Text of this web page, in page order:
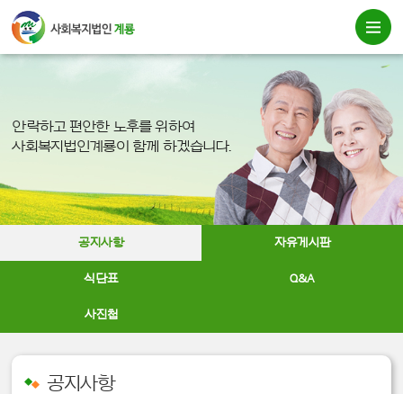
안락하고 편안한 노후를 위하여
사회복지법인계룡이 함께 하겠습니다.
공지사항 자유게시판
식단표 Q&A
사진첩
공지사항